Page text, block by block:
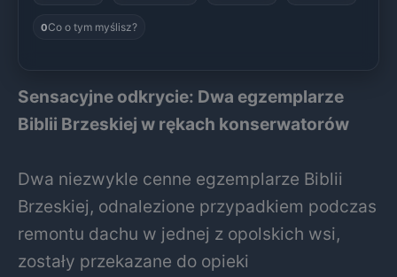
0Co o tym myślisz?
Sensacyjne odkrycie: Dwa egzemplarze
Biblii Brzeskiej w rękach konserwatorów
Dwa niezwykle cenne egzemplarze Biblii
Brzeskiej, odnalezione przypadkiem podczas
remontu dachu w jednej z opolskich wsi,
zostały przekazane do opieki